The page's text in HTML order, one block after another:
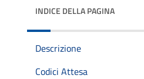
INDICE DELLA PAGINA
Descrizione
Codici Attesa